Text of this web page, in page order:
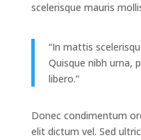
scelerisque mauris
“In mattis
Quisque nibh urna,
libero.”
Donec condimentum
elit dictum vel. Sed